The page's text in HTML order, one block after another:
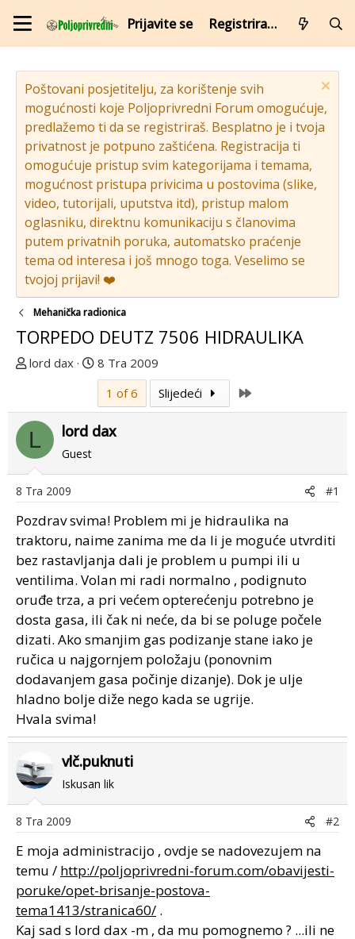
Prijavite se Registrirajte se
Poštovani posjetitelju, za korištenje svih
mogućnosti koje Poljoprivredni Forum omogućuje,
predlažemo ti da se registriraš. Besplatno je i tvoja
privatnost je potpuno zaštićena. Registracija ti
omogućuje pristup svim kategorijama i temama,
mogućnost pristupa privicima u postovima (slike,
video, tutorijali, uputstva itd), pristup malom
oglasniku, direktnu komunikaciju s članovima
putem privatnih poruka, automatsko praćenje
tema od interesa i još mnogo toga. Veselimo se
tvojoj prijavi! ❤️
Mehanička radionica
TORPEDO DEUTZ 7506 HIDRAULIKA
T
u
p
o
r
e
n
u
o
lord dax
D
a
u
m
o
g
p
o
s
t
a
8 Tra 2009
1 of 6
Slijedeći
L lord dax
Guest
8 Tra 2009 #1
Pozdrav svima! Problem mi je hidraulika na
traktoru, naime zanima me da li je moguće utvrditi
bez rastavljanja dali je problem u pumpi ili u
ventilima. Volan mi radi normalno , podignuto
oruđe trza, a pri većem opterećenju potrebno je
dosta gasa, ili čak ni neće, da bi se poluge počele
dizati. Ako smanjim gas podizanje stane iako je
ručica u najgornjem položaju (ponovnim
dodavanjem gasa počinje dizanje). Dok je ulje
hladno bolje diže nego kada se ugrije.
Hvala svima!
vlč.puknuti
Iskusan lik
8 Tra 2009 #2
E moja administracijo , ovdje se nadovezujem na
temu / http://poljoprivredni-forum.com/obavijesti-
poruke/opet-brisanje-postova-
tema1413/stranica60/ .
Kaj sad s lord dax -m , da mu pomognemo ? ...ili ne